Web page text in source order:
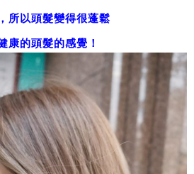
所以頭髮變得很蓬鬆
康的頭髮的感覺！